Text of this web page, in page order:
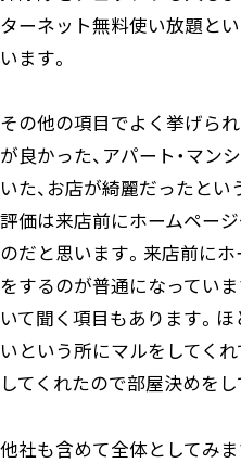
ターネット無料使い放題と
います。
その他の項目でよく挙げら
が良かった、アパート・マン
いた、お店が綺麗だったとい
評価は来店前にホームペー
のだと思います。来店前に
をするのが普通になってい
いて聞く項目もあります。
いという所にマルをしてく
してくれたので部屋決めをし
他社も含めて全体としてみ